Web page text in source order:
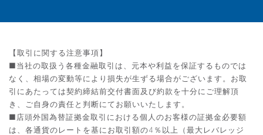
【取引に関する注意事項】
■当社の取扱う各種金融取引は、元本や利益を保証するものでは
なく、相場の変動等により損失が生ずる場合がございます。お取
引にあたっては契約締結前交付書面及び約款を十分にご理解頂
き、ご自身の責任と判断にてお願いいたします。
■店頭外国為替証拠金取引における個人のお客様の証拠金必要額
は、各通貨のレートを基にお取引額の4％以上（最大レバレッジ